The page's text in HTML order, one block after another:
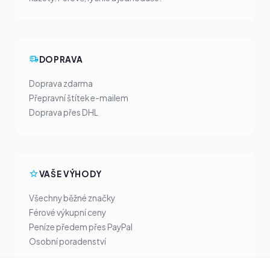
DOPRAVA
Doprava zdarma
Přepravní štítek e-mailem
Doprava přes DHL
VAŠE VÝHODY
Všechny běžné značky
Férové výkupní ceny
Peníze předem přes PayPal
Osobní poradenství